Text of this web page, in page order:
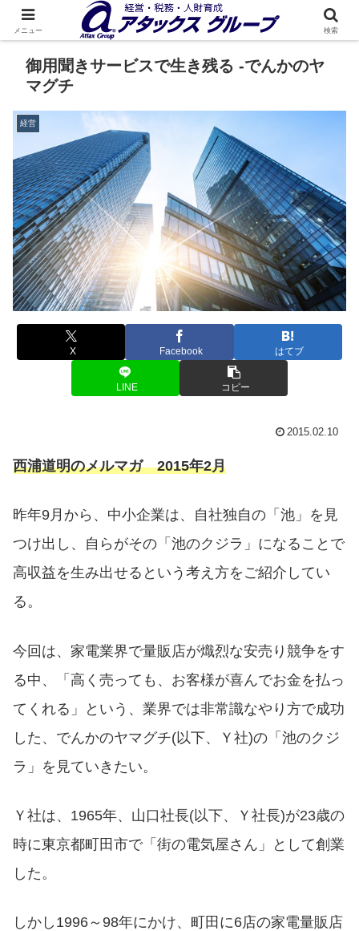
御用聞きサービスで生き残る -でんかのヤ
マグチ
経営
X Facebook はてブ
LINE コピー
2015.02.10
西浦道明のメルマガ 2015年2月
昨年9月から、中小企業は、自社独自の「池」を見
つけ出し、自らがその「池のクジラ」になることで
高収益を生み出せるという考え方をご紹介してい
る。
今回は、家電業界で量販店が熾烈な安売り競争をす
る中、「高く売っても、お客様が喜んでお金を払っ
てくれる」という、業界では非常識なやり方で成功
した、でんかのヤマグチ(以下、Ｙ社)の「池のクジ
ラ」を見ていきたい。
Ｙ社は、1965年、山口社長(以下、Ｙ社長)が23歳の
時に東京都町田市で「街の電気屋さん」として創業
した。
しかし1996～98年にかけ、町田に6店の家電量販店
メニュー 検索